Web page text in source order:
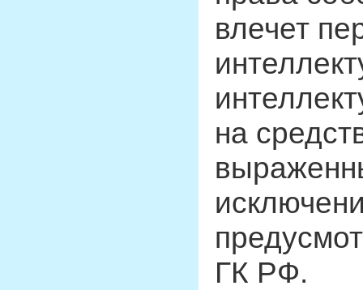
влечет
на
ГК РФ.